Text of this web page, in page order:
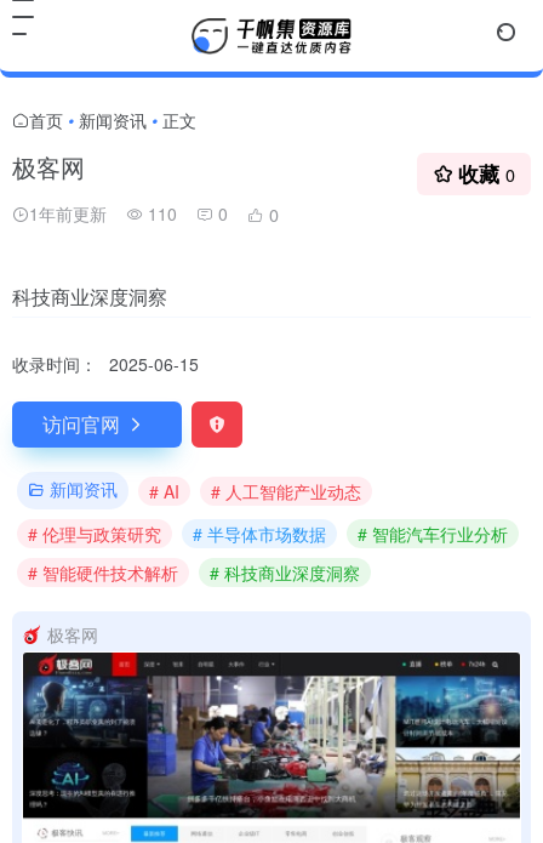
首页 • 新闻资讯 • 正文
极客网
1年前更新 110 0 0
收藏 0
科技商业深度洞察
收录时间： 2025-06-15
访问官网
新闻资讯 # AI
# 人工智能产业动态
# 伦理与政策研究
# 半导体市场数据
# 智能汽车行业分析
# 智能硬件技术解析
# 科技商业深度洞察
极客网